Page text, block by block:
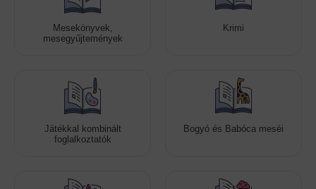
Mesekönyvek,
mesegyűjtemények
Krimi
Játékkal kombinált
foglalkoztatók
Bogyó és Babóca meséi